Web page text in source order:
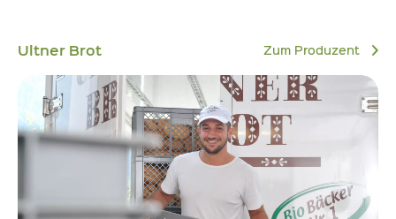
Ultner Brot Zum Produzent